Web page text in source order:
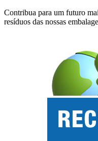
Contribua para um futuro
resíduos das nossas